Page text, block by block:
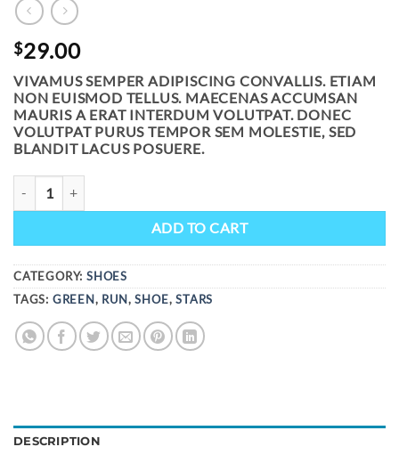
$29.00
VIVAMUS SEMPER ADIPISCING CONVALLIS. ETIAM
NON EUISMOD TELLUS. MAECENAS ACCUMSAN
MAURIS A ERAT INTERDUM VOLUTPAT. DONEC
VOLUTPAT PURUS TEMPOR SEM MOLESTIE, SED
BLANDIT LACUS POSUERE.
ADD TO CART
CATEGORY:SHOES
TAGS: GREEN, RUN,SHOE,STARS
DESCRIPTION